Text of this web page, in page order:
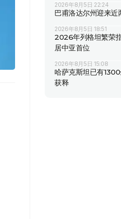
2026年8月5日 22:24
巴甫洛达尔州迎来
2026年8月5日 18:51
2026年列格坦繁荣
居中亚首位
2026年8月5日 15:08
哈萨克斯坦已有
获释